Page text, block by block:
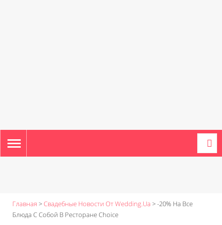
TOGGLE
NAVIGATION
Главная >Свадебные Новости От Wedding.ua >-20% На Все
Блюда С Собой В Ресторане Choice